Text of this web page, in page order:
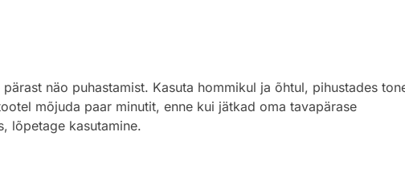
näo puhastamist. Kasuta hommikul ja õhtul, pihustades
mõjuda paar minutit, enne kui jätkad oma tavapärase
lõpetage kasutamine.